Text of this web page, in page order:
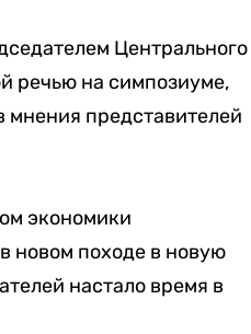
Центрального
речью на симпозиуме,
представителей
экономики
новом походе в новую
настало время в